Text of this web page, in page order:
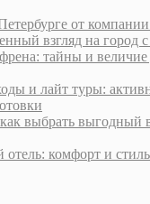
от
взгляд на город
тайны и величие
и лайт туры:
выбрать выгодный
отель: комфорт и